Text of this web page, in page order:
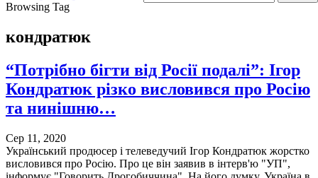
Browsing Tag
кондратюк
“Потрібно бігти від Росії подалі”: Ігор
Кондратюк різко висловився про Росію
та нинішню…
Сер 11, 2020
Український продюсер і телеведучий Ігор Кондратюк жорстко
висловився про Росію. Про це він заявив в інтерв'ю "УП",